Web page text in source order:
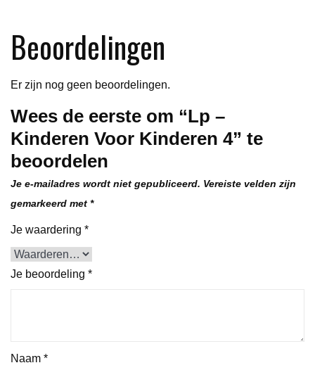
Beoordelingen
Er zijn nog geen beoordelingen.
Wees de eerste om “Lp –
Kinderen Voor Kinderen 4” te
beoordelen
Je e-mailadres wordt niet gepubliceerd. Vereiste velden zijn
gemarkeerd met *
Je waardering *
Je beoordeling *
Naam *